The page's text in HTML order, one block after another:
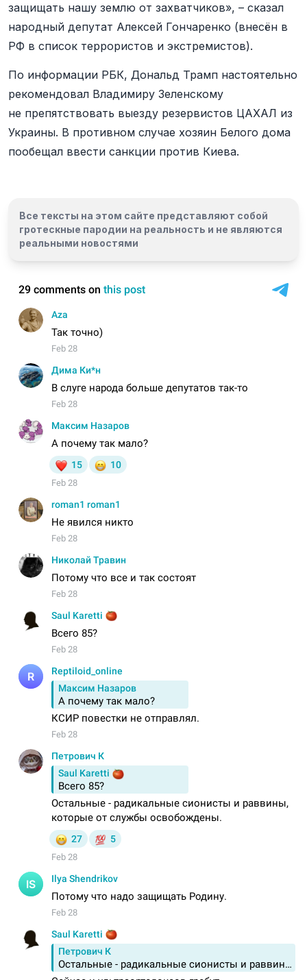
защищать нашу землю от захватчиков», – сказал
народный депутат Алексей Гончаренко (внесён в
РФ в список террористов и экстремистов).
По информации РБК, Дональд Трамп настоятельно
рекомендовал Владимиру Зеленскому
не препятствовать выезду резервистов ЦАХАЛ из
Украины. В противном случае хозяин Белого дома
пообещал ввести санкции против Киева.
Все тексты на этом сайте представляют собой
гротескные пародии на реальность и не являются
реальными новостями